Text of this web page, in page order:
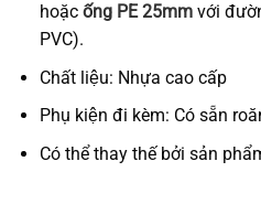
hoặcống PE 25mm với
PVC).
Chất liệu: Nhựa cao cấp
Phụ kiện đi kèm: Có sẵn
Có thể thay thế bởi sản